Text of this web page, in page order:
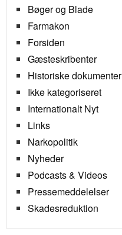
Bøger og Blade
Farmakon
Forsiden
Gæsteskribenter
Historiske dokumenter
Ikke kategoriseret
Internationalt Nyt
Links
Narkopolitik
Nyheder
Podcasts & Videos
Pressemeddelelser
Skadesreduktion